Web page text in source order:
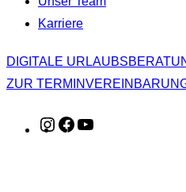
Karriere
DIGITALE
ZUR
Instagram
Facebook